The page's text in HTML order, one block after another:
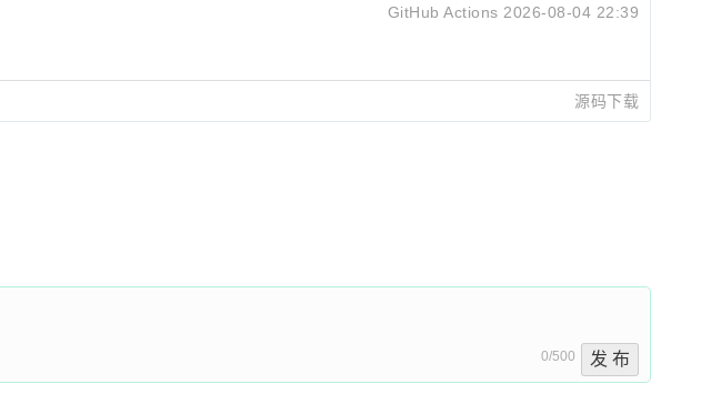
GitHub Actions 2026-08-04 22:39
源码下载
0/500 发 布